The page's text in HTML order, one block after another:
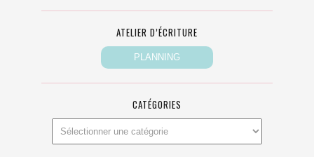
ATELIER D’ÉCRITURE
CATÉGORIES